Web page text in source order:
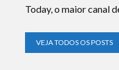
Today, o maior canal
VEJA TODOS OS POSTS